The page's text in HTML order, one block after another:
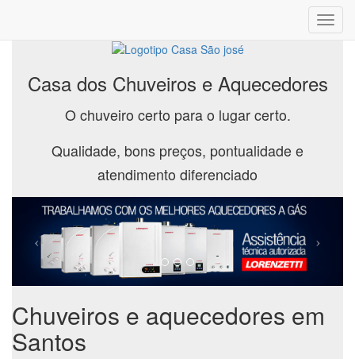
Casa dos Chuveiros e Aquecedores
O chuveiro certo para o lugar certo.
Qualidade, bons preços, pontualidade e
atendimento diferenciado
Chuveiros e aquecedores em
Santos